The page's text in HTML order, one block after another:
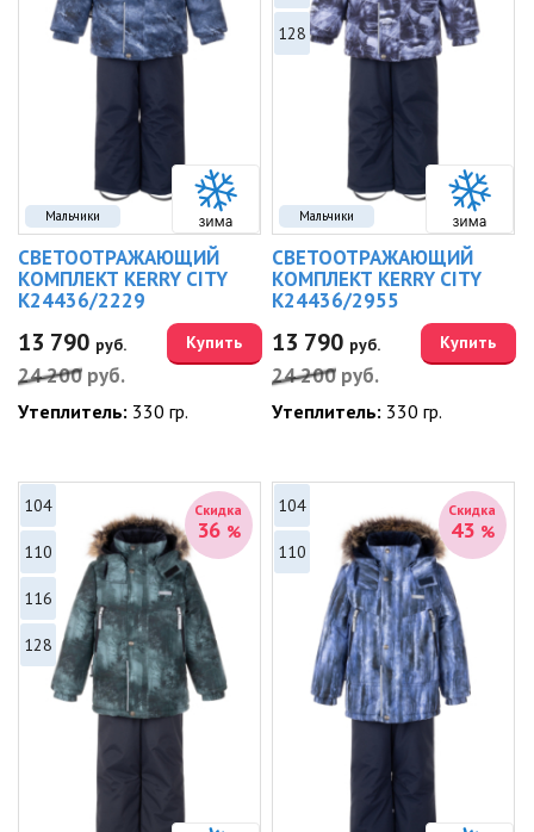
Мальчики
СВЕТООТРАЖАЮЩИЙ
КОМПЛЕКТ KERRY CITY
K24436/2229
13 790 руб.
24 200 руб.
Купить
Утеплитель: 330 гр.
Мальчики
128
СВЕТООТРАЖАЮЩИЙ
КОМПЛЕКТ KERRY CITY
K24436/2955
13 790 руб.
24 200 руб.
Купить
Утеплитель: 330 гр.
Скидка
36 %
104
110
116
128
Скидка
43 %
104
110